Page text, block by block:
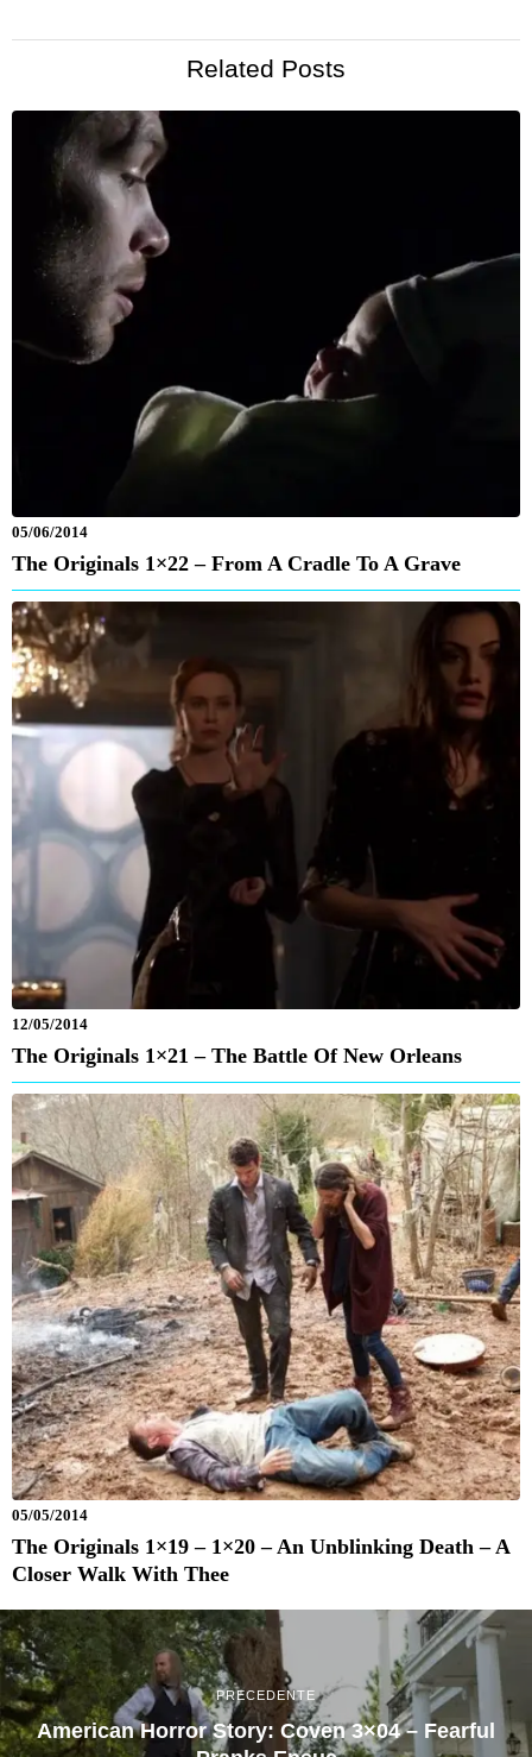
Related Posts
05/06/2014
The Originals 1×22 – From A Cradle To A Grave
12/05/2014
The Originals 1×21 – The Battle Of New Orleans
05/05/2014
The Originals 1×19 – 1×20 – An Unblinking Death – A
Closer Walk With Thee
PRECEDENTE
American Horror Story: Coven 3×04 – Fearful